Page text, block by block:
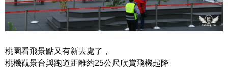
桃園看飛景點又有新去處了，
桃機觀景台與跑道距離約25公尺欣賞飛機起降